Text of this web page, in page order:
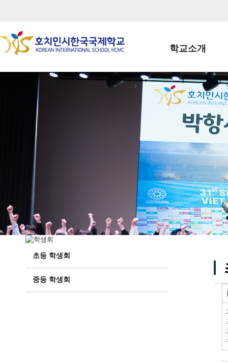
학교소개
학교장인사말
학생회장인사말
학교상징
학교 CI
교직원현황
학생현황
위치/전화
전경사진
초등 학생회
중등 학생회